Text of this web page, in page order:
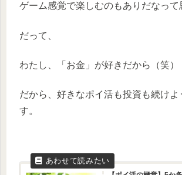
ゲーム感覚で楽しむのもありだなって
だって、
わたし、「お金」が好きだから（笑）
だから、好きなポイ活も投資も続けよ
す。